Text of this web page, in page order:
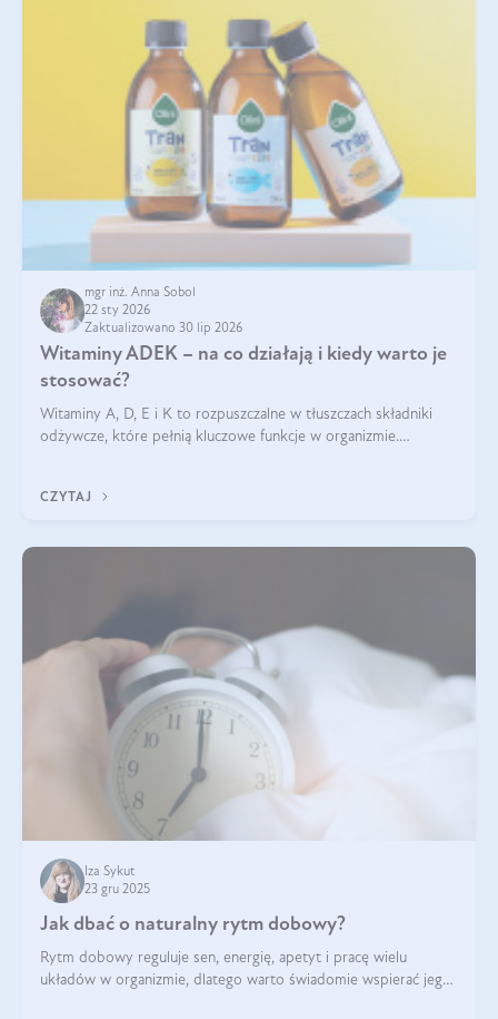
mgr inż. Anna Sobol
22 sty 2026
Zaktualizowano 30 lip 2026
Witaminy ADEK – na co działają i kiedy warto je
stosować?
Witaminy A, D, E i K to rozpuszczalne w tłuszczach składniki
odżywcze, które pełnią kluczowe funkcje w organizmie.
CZYTAJ
Iza Sykut
23 gru 2025
Jak dbać o naturalny rytm dobowy?
Rytm dobowy reguluje sen, energię, apetyt i pracę wielu
układów w organizmie, dlatego warto świadomie wspierać jego